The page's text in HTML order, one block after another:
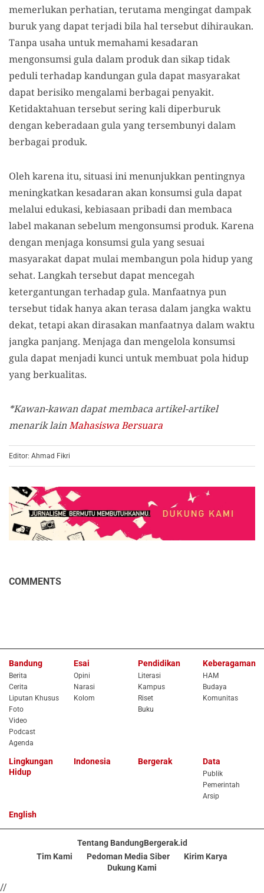
memerlukan perhatian, terutama mengingat dampak
buruk yang dapat terjadi bila hal tersebut dihiraukan.
Tanpa usaha untuk memahami kesadaran
mengonsumsi gula dalam produk dan sikap tidak
peduli terhadap kandungan gula dapat masyarakat
dapat berisiko mengalami berbagai penyakit.
Ketidaktahuan tersebut sering kali diperburuk
dengan keberadaan gula yang tersembunyi dalam
berbagai produk.
Oleh karena itu, situasi ini menunjukkan pentingnya
meningkatkan kesadaran akan konsumsi gula dapat
melalui edukasi, kebiasaan pribadi dan membaca
label makanan sebelum mengonsumsi produk. Karena
dengan menjaga konsumsi gula yang sesuai
masyarakat dapat mulai membangun pola hidup yang
sehat. Langkah tersebut dapat mencegah
ketergantungan terhadap gula. Manfaatnya pun
tersebut tidak hanya akan terasa dalam jangka waktu
dekat, tetapi akan dirasakan manfaatnya dalam waktu
jangka panjang. Menjaga dan mengelola konsumsi
gula dapat menjadi kunci untuk membuat pola hidup
yang berkualitas.
*Kawan-kawan dapat membaca artikel-artikel
menarik lainMahasiswa Bersuara
Editor: Ahmad Fikri
COMMENTS
Bandung
Berita
Cerita
Liputan Khusus
Foto
Video
Podcast
Agenda
Esai
Opini
Narasi
Kolom
Pendidikan
Literasi
Kampus
Riset
Buku
Keberagaman
HAM
Budaya
Komunitas
Lingkungan
Hidup
Indonesia Bergerak Data
Publik
Pemerintah
Arsip
English
Tentang BandungBergerak.id
Tim Kami
Pedoman Media Siber
Kirim Karya
Dukung Kami
//